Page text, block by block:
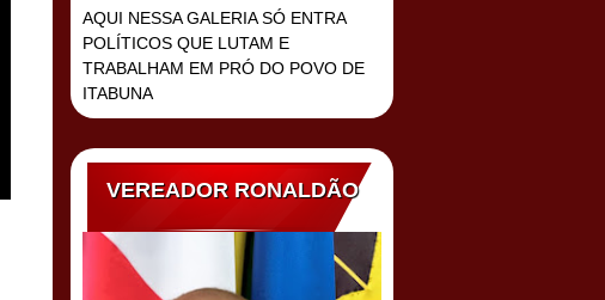
AQUI NESSA GALERIA SÓ ENTRA
POLÍTICOS QUE LUTAM E
TRABALHAM EM PRÓ DO POVO DE
ITABUNA
VEREADOR RONALDÃO